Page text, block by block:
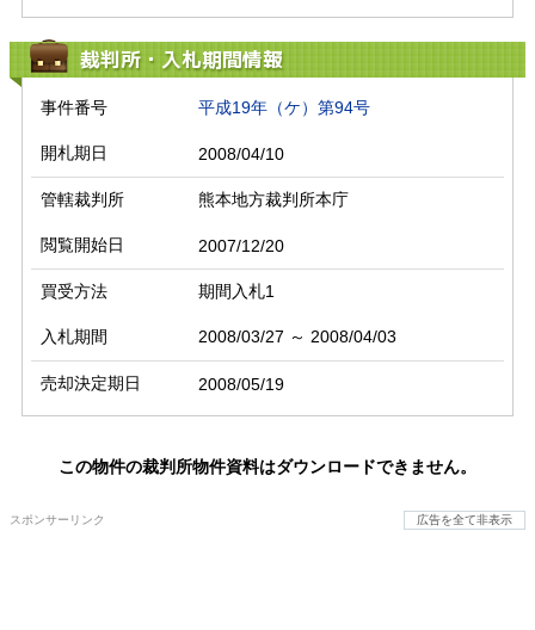
裁判所・入札期間情報
事件番号 平成19年（ケ）第94号
開札期日 2008/04/10
管轄裁判所 熊本地方裁判所本庁
閲覧開始日 2007/12/20
買受方法 期間入札1
入札期間 2008/03/27 ～ 2008/04/03
売却決定期日 2008/05/19
この物件の裁判所物件資料はダウンロードできません。
スポンサーリンク 広告を全て非表示